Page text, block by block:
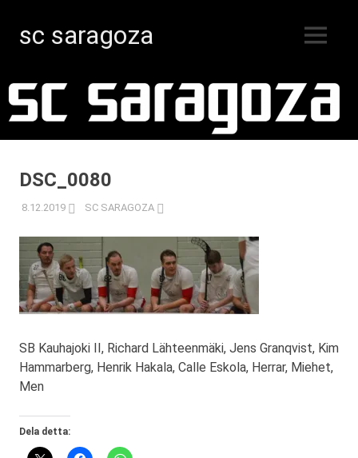
innehåll
sc saragoza
Kristinestad
sedan
MENY
DSC_0080
8.12.2019 SC SARAGOZA
SB Kauhajoki II, Richard Lähteenmäki, Jens Granqvist, Kim
Hammarberg, Henrik Hakala, Calle Eskola, Herrar, Miehet,
Men
Dela detta: